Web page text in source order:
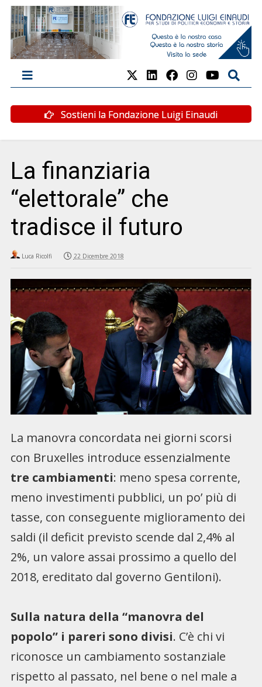
Sostieni la Fondazione Luigi Einaudi
La finanziaria
“elettorale” che
tradisce il futuro
Luca Ricolfi 22 Dicembre 2018
La manovra concordata nei giorni scorsi
con Bruxelles introduce essenzialmente
tre cambiamenti: meno spesa corrente,
meno investimenti pubblici, un po’ più di
tasse, con conseguente miglioramento dei
saldi (il deficit previsto scende dal 2,4% al
2%, un valore assai prossimo a quello del
2018, ereditato dal governo Gentiloni).
Sulla natura della “manovra del
popolo” i pareri sono divisi. C’è chi vi
riconosce un cambiamento sostanziale
rispetto al passato, nel bene o nel male a